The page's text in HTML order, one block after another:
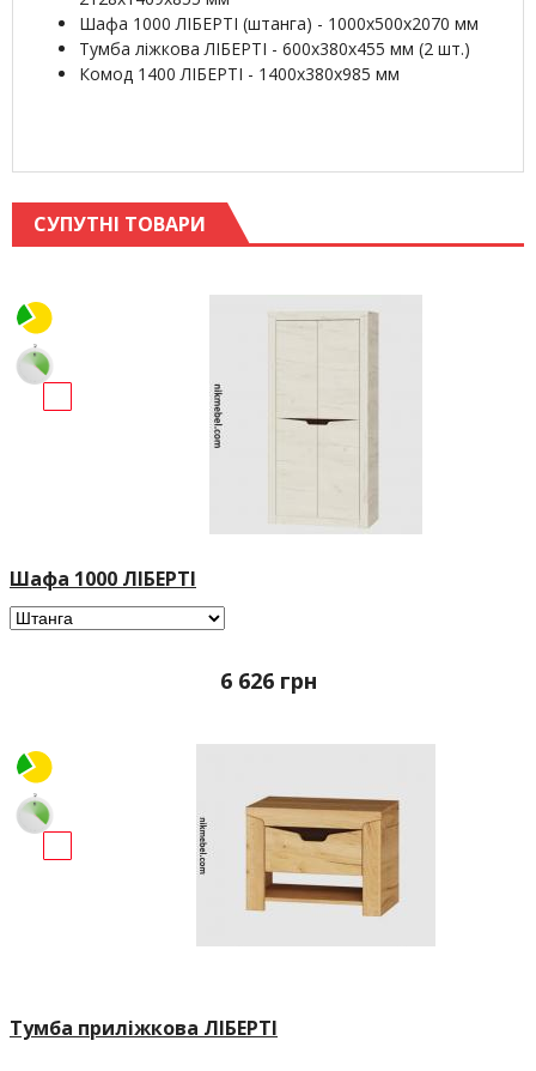
Шафа 1000 ЛІБЕРТІ (штанга) - 1000х500х2070 мм
Тумба ліжкова ЛІБЕРТІ - 600х380х455 мм (2 шт.)
Комод 1400 ЛІБЕРТІ - 1400х380х985 мм
СУПУТНІ ТОВАРИ
Шафа 1000 ЛІБЕРТІ
6 626 грн
Тумба приліжкова ЛІБЕРТІ